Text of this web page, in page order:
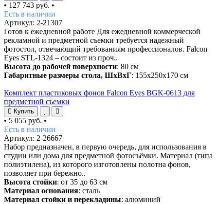
• 127 743 руб. •
Есть в наличии
Артикул: 2-21307
Готов к ежедневной работе Для ежедневной коммерческой
рекламной и предметной съемки требуется надежный
фотостол, отвечающий требованиям профессионалов. Falcon
Eyes STL-1324 – состоит из проч..
Высота до рабочей поверхности: 80 см
Габаритные размеры стола, ШхВхГ: 155х250х170 см
Комплект пластиковых фонов Falcon Eyes BGK-0613 для
предметной съемки
Купить
• 5 055 руб. •
Есть в наличии
Артикул: 2-26667
Набор предназначен, в первую очередь, для использования в
студии или дома для предметной фотосъёмки. Материал (типа
полиэтилена), из которого изготовлены полотна фонов,
позволяет при бережно..
Высота стойки: от 35 до 63 см
Материал основания: сталь
Материал стойки и перекладины: алюминий